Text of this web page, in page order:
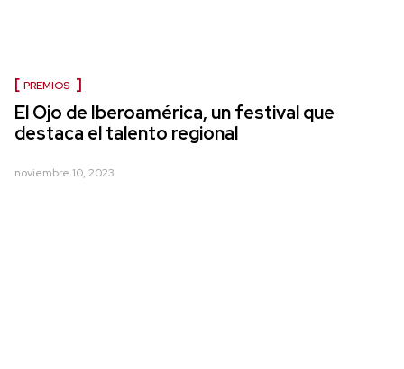
PREMIOS
El Ojo de Iberoamérica, un festival que
destaca el talento regional
noviembre 10, 2023